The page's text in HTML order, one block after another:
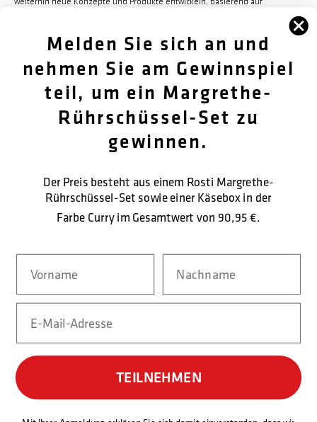
weiterhin neue Konzepte und Produkte entwickeln, basierend auf
FØLG OS
KONTAKTIEREN SIE UNS
Melden Sie sich an und
nehmen Sie am Gewinnspiel
teil, um ein Margrethe-
Rührschüssel-Set zu
gewinnen.
Der Preis besteht aus einem Rosti Margrethe-
Rührschüssel-Set sowie einer Käsebox in der
Farbe Curry im Gesamtwert von 90,95 €.
TEILNEHMEN